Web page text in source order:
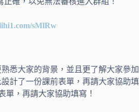
sMlRw
悉大家的背景，並且更了解大家參加
計了一份課前表單，再請大家協助填
單，再請大家協助填寫！